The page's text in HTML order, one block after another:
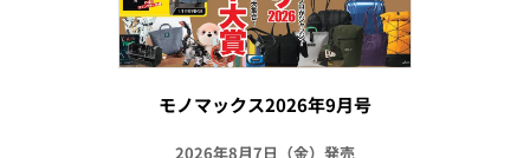
モノマックス2026年9月号
2026年8月7日（金）発売